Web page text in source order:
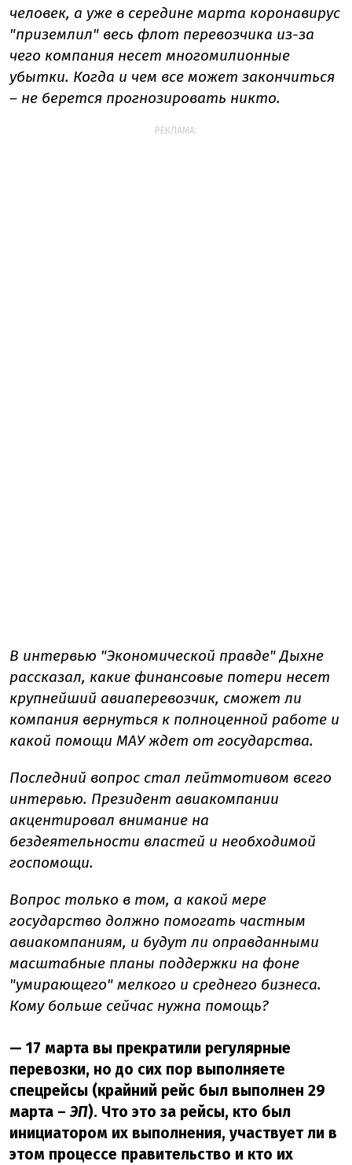
человек, а уже в середине марта коронавирус
"приземлил" весь флот перевозчика из-за
чего компания несет многомилионные
убытки. Когда и чем все может закончиться
– не берется прогнозировать никто.
РЕКЛАМА:
В интервью "Экономической правде" Дыхне
рассказал, какие финансовые потери несет
крупнейший авиаперевозчик, сможет ли
компания вернуться к полноценной работе и
какой помощи МАУ ждет от государства.
Последний вопрос стал лейтмотивом всего
интервью. Президент авиакомпании
акцентировал внимание на
бездеятельности властей и необходимой
госпомощи.
Вопрос только в том, а какой мере
государство должно помогать частным
авиакомпаниям, и будут ли оправданными
масштабные планы поддержки на фоне
"умирающего" мелкого и среднего бизнеса.
Кому больше сейчас нужна помощь?
— 17 марта вы прекратили регулярные
перевозки, но до сих пор выполняете
спецрейсы (крайний рейс был выполнен 29
марта –ЭП). Что это за рейсы, кто был
инициатором их выполнения, участвует ли в
этом процессе правительство и кто их